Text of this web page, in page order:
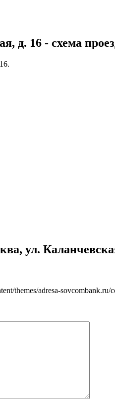
д. 16 - схема
ул.
themes/adresa-sovcombank.ru/